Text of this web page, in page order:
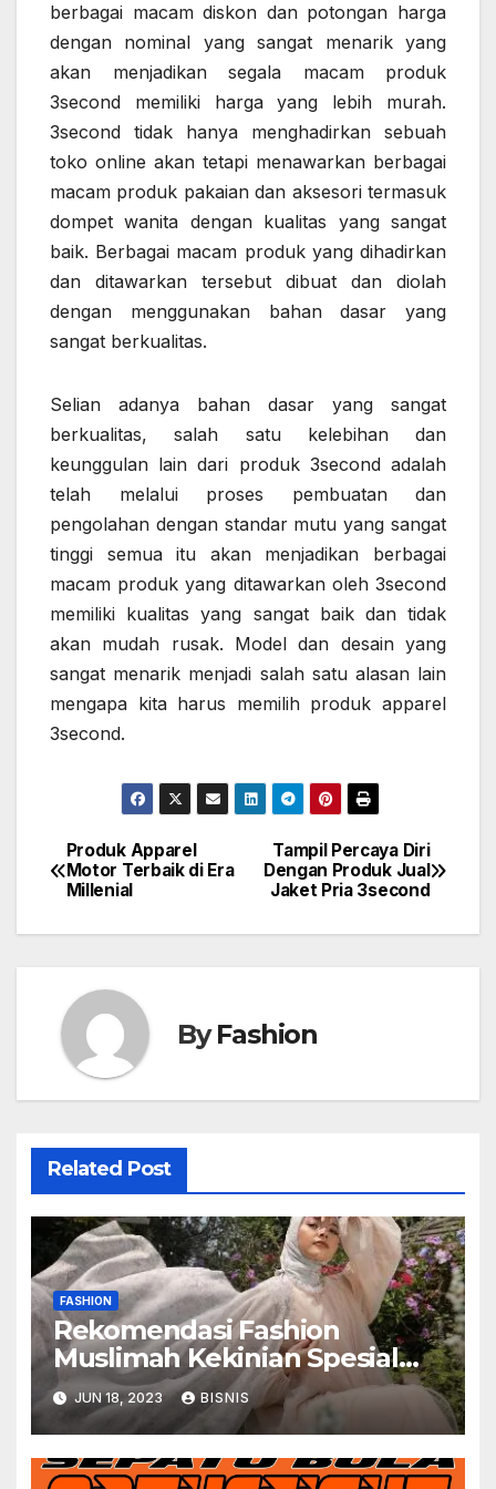
berbagai macam diskon dan potongan harga
dengan nominal yang sangat menarik yang
akan menjadikan segala macam produk
3second memiliki harga yang lebih murah.
3second tidak hanya menghadirkan sebuah
toko online akan tetapi menawarkan berbagai
macam produk pakaian dan aksesori termasuk
dompet wanita dengan kualitas yang sangat
baik. Berbagai macam produk yang dihadirkan
dan ditawarkan tersebut dibuat dan diolah
dengan menggunakan bahan dasar yang
sangat berkualitas.
Selian adanya bahan dasar yang sangat
berkualitas, salah satu kelebihan dan
keunggulan lain dari produk 3second adalah
telah melalui proses pembuatan dan
pengolahan dengan standar mutu yang sangat
tinggi semua itu akan menjadikan berbagai
macam produk yang ditawarkan oleh 3second
memiliki kualitas yang sangat baik dan tidak
akan mudah rusak. Model dan desain yang
sangat menarik menjadi salah satu alasan lain
mengapa kita harus memilih produk apparel
3second.
Post
navigation
Tampil Percaya Diri
Dengan Produk Jual
Jaket Pria 3second
Produk Apparel
Motor Terbaik di Era
Millenial
ByFashion
Related Post
FASHION
Rekomendasi Fashion
Muslimah Kekinian Spesial
Puru Kambera
JUN 18, 2023 BISNIS